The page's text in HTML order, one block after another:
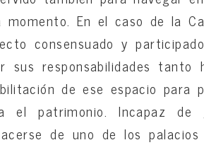
momento. En el caso de la
consensuado y
sus responsabilidades
de ese espacio para
el patrimonio. Incapaz de
de uno de los